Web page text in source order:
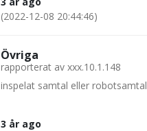
(2022-12-08 20:44:46)
Övriga
rapporterat av xxx.10.1.148
inspelat samtal eller robotsamtal
3 år ago